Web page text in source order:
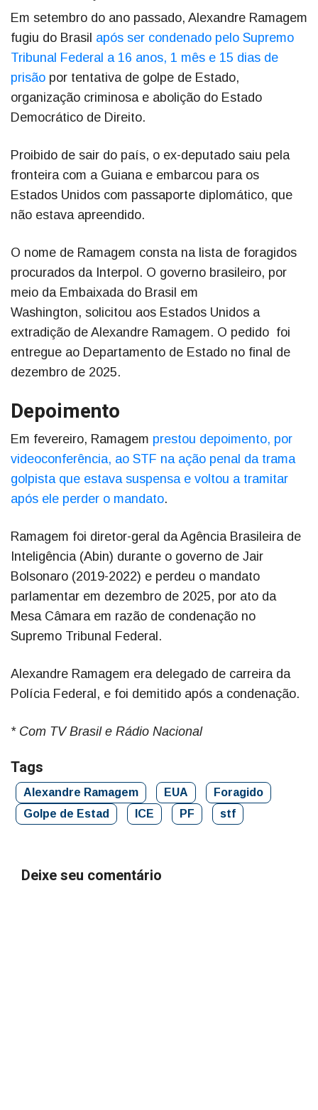
Em setembro do ano passado, Alexandre Ramagem
fugiu do Brasil após ser condenado pelo Supremo
Tribunal Federal a 16 anos, 1 mês e 15 dias de
prisão por tentativa de golpe de Estado,
organização criminosa e abolição do Estado
Democrático de Direito.
Proibido de sair do país, o ex-deputado saiu pela
fronteira com a Guiana e embarcou para os
Estados Unidos com passaporte diplomático, que
não estava apreendido.
O nome de Ramagem consta na lista de foragidos
procurados da Interpol. O governo brasileiro, por
meio da Embaixada do Brasil em
Washington, solicitou aos Estados Unidos a
extradição de Alexandre Ramagem. O pedido foi
entregue ao Departamento de Estado no final de
dezembro de 2025.
Depoimento
Em fevereiro, Ramagem prestou depoimento, por
videoconferência, ao STF na ação penal da trama
golpista que estava suspensa e voltou a tramitar
após ele perder o mandato.
Ramagem foi diretor-geral da Agência Brasileira de
Inteligência (Abin) durante o governo de Jair
Bolsonaro (2019-2022) e perdeu o mandato
parlamentar em dezembro de 2025, por ato da
Mesa Câmara em razão de condenação no
Supremo Tribunal Federal.
Alexandre Ramagem era delegado de carreira da
Polícia Federal, e foi demitido após a condenação.
* Com TV Brasil e Rádio Nacional
Tags
Alexandre Ramagem EUA
Foragido
Golpe de Estad
ICE PF stf
Deixe seu comentário